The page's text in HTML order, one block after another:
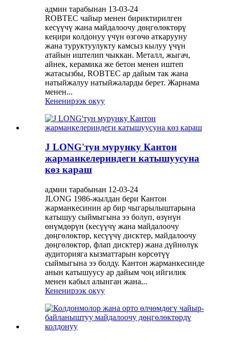
админ тарабынан 13-03-24
ROBTEC чайыр менен бириктирилген
кесүүчү жана майдалоочу дөңгөлөктөрү
кеңири колдонуу үчүн өзгөчө аткарууну
жана туруктуулукту камсыз кылуу үчүн
атайын иштелип чыккан. Металл, жыгач,
айнек, керамика же бетон менен иштеп
жатасызбы, ROBTEC ар дайым так жана
натыйжалуу натыйжаларды берет. Жарнама
менен...
Кененирээк окуу
J LONG'тун мурунку Кантон
жарманкелериндеги катышуусуна
көз караш
админ тарабынан 12-03-24
JLONG 1986-жылдан бери Кантон
жарманкесинин ар бир чыгарылыштарына
катышуу сыймыгына ээ болуп, өзүнүн
өнүмдөрүн (кесүүчү жана майдалоочу
дөңгөлөктөр, кесүүчү дисктер, майдалоочу
дөңгөлөктөр, флап дисктер) жана дүйнөлүк
аудиторияга кызматтарын көрсөтүү
сыймыгына ээ болду. Кантон жарманкесинде
анын катышуусу ар дайым чоң ийгилик
менен кабыл алынган жана...
Кененирээк окуу